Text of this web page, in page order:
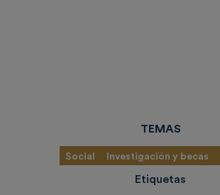
TEMAS
Social Investigación y becas
Etiquetas